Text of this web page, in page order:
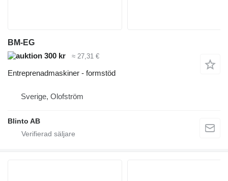
BM-EG
300 kr
≈ 27,31 €
Entreprenadmaskiner - formstöd
Sverige, Olofström
Blinto AB